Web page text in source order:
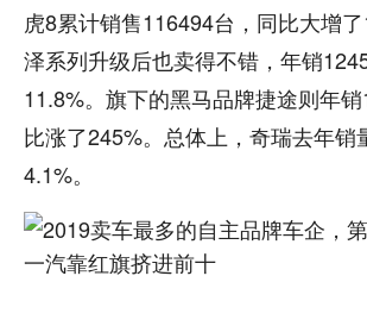
虎8累计销售116494台，同比大增
泽系列升级后也卖得不错，年销
11.8%。旗下的黑马品牌捷途则年
比涨了245%。总体上，奇瑞去年销
4.1%。